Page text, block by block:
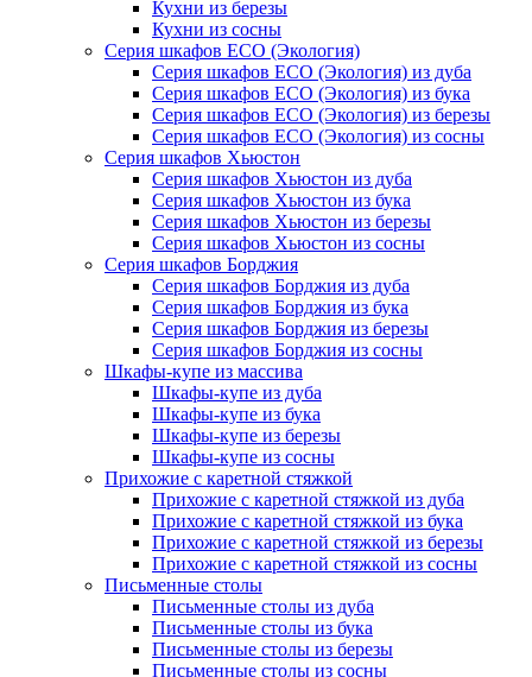
Кухни из березы
Кухни из сосны
Серия шкафов ECO (Экология)
Серия шкафов ECO (Экология) из дуба
Серия шкафов ECO (Экология) из бука
Серия шкафов ECO (Экология) из березы
Серия шкафов ECO (Экология) из сосны
Серия шкафов Хьюстон
Серия шкафов Хьюстон из дуба
Серия шкафов Хьюстон из бука
Серия шкафов Хьюстон из березы
Серия шкафов Хьюстон из сосны
Серия шкафов Борджия
Серия шкафов Борджия из дуба
Серия шкафов Борджия из бука
Серия шкафов Борджия из березы
Серия шкафов Борджия из сосны
Шкафы-купе из массива
Шкафы-купе из дуба
Шкафы-купе из бука
Шкафы-купе из березы
Шкафы-купе из сосны
Прихожие с каретной стяжкой
Прихожие с каретной стяжкой из дуба
Прихожие с каретной стяжкой из бука
Прихожие с каретной стяжкой из березы
Прихожие с каретной стяжкой из сосны
Письменные столы
Письменные столы из дуба
Письменные столы из бука
Письменные столы из березы
Письменные столы из сосны